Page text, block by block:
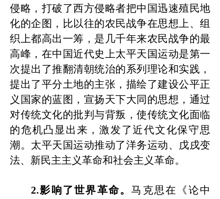
侵略，打破了西方侵略者把中国迅速殖民地
化的企图 ， 比以往的农民战争在思想上、组
织上都高出一筹，是几千年来农民战争的最
高峰，在中国近代史上太平天国运动是第一
次提出了推翻清朝统治的系列理论和实践，
提出了平分土地的主张，描绘了建设公平正
义国家的蓝图，宣扬天下大同的思想，通过
对传统文化的批判与背叛，使传统文化面临
的危机凸显出来，激发了近代文化保守思
潮。 太平天国运动推动了洋务运动、戊戌变
法、新民主主义革命和社会主义革命。
2.影响了世界革命。 马克思在《论中